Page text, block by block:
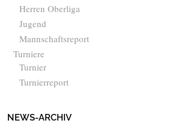
Herren Oberliga
Jugend
Mannschaftsreport
Turniere
Turnier
Turnierreport
NEWS-ARCHIV